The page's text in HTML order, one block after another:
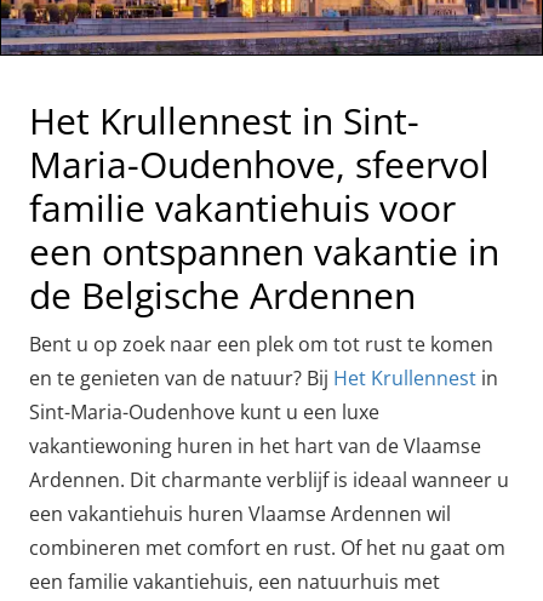
Het Krullennest in Sint-
Maria-Oudenhove, sfeervol
familie vakantiehuis voor
een ontspannen vakantie in
de Belgische Ardennen
Bent u op zoek naar een plek om tot rust te komen
en te genieten van de natuur? Bij Het Krullennest in
Sint-Maria-Oudenhove kunt u een luxe
vakantiewoning huren in het hart van de Vlaamse
Ardennen. Dit charmante verblijf is ideaal wanneer u
een vakantiehuis huren Vlaamse Ardennen wil
combineren met comfort en rust. Of het nu gaat om
een familie vakantiehuis, een natuurhuis met